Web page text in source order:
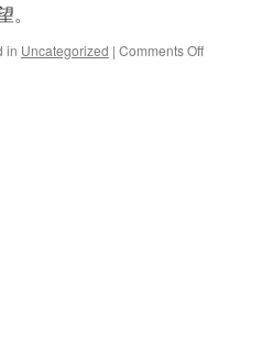
。
in Uncategorized | Comments Offon